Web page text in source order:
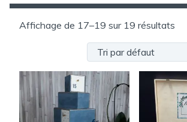
Affichage de 17–19 sur 19 résultats